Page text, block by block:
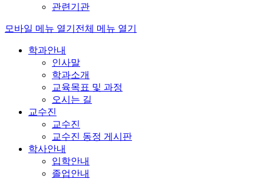
관련기관
모바일 메뉴 열기 전체 메뉴 열기
학과안내
인사말
학과소개
교육목표 및 과정
오시는 길
교수진
교수진
교수진 동정 게시판
학사안내
입학안내
졸업안내